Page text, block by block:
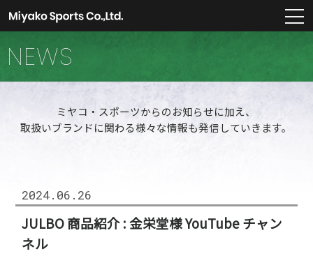
NEWS
ミヤコ・スポーツからのお知らせに加え、
取扱いブランドに関わる様々な情報も発信していきます。
2024.06.26
JULBO 商品紹介 : 金栄堂様 YouTube チャン
ネル